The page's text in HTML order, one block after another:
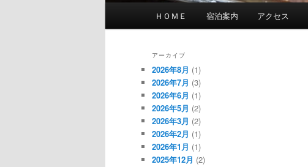
ＨＯＭＥ 宿泊案内 アクセス
アーカイブ
2026年8月 (1)
2026年7月 (3)
2026年6月 (1)
2026年5月 (2)
2026年3月 (2)
2026年2月 (1)
2026年1月 (1)
2025年12月 (2)